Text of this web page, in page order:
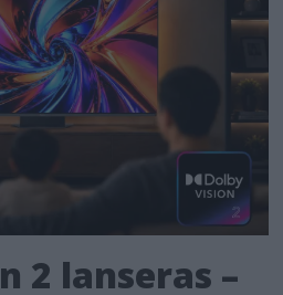
2 lanseras –